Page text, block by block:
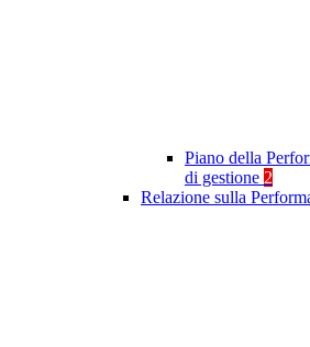
Piano della
di gestione 2
Relazione sulla